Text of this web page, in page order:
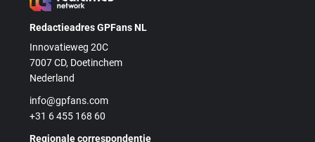
Redactieadres GPFans NL
Innovatieweg 20C
7007 CD, Doetinchem
Nederland
info@gpfans.com
+31 6 455 168 60
Regionale correspondentie